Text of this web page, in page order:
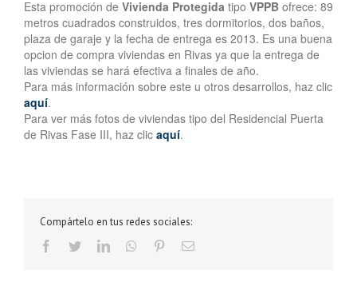
Esta promoción de Vivienda Protegida tipo VPPB ofrece: 89
metros cuadrados construidos, tres dormitorios, dos baños,
plaza de garaje y la fecha de entrega es 2013. Es una buena
opcion de compra viviendas en Rivas ya que la entrega de
las viviendas se hará efectiva a finales de año.
Para más información sobre este u otros desarrollos, haz clic
aquí.
Para ver más fotos de viviendas tipo del Residencial Puerta
de Rivas Fase III, haz clic aquí.
Compártelo en tus redes sociales:
Facebook
TwitterLinkedInWhatsappPinterestEmail